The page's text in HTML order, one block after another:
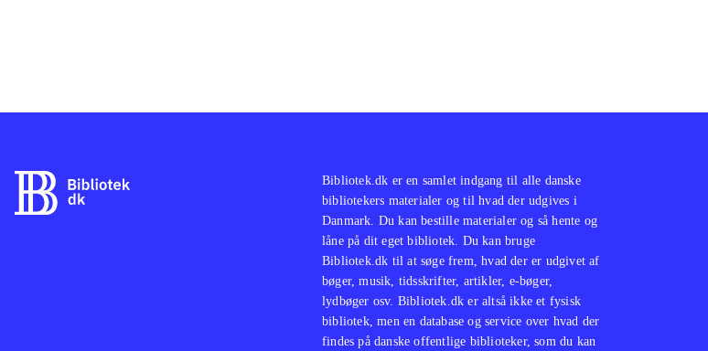
Bibliotek.dk er en samlet indgang til alle danske
bibliotekers materialer og til hvad der udgives i
Danmark. Du kan bestille materialer og så hente og
låne på dit eget bibliotek. Du kan bruge
Bibliotek.dk til at søge frem, hvad der er udgivet af
bøger, musik, tidsskrifter, artikler, e-bøger,
lydbøger osv. Bibliotek.dk er altså ikke et fysisk
bibliotek, men en database og service over hvad der
findes på danske offentlige biblioteker, som du kan